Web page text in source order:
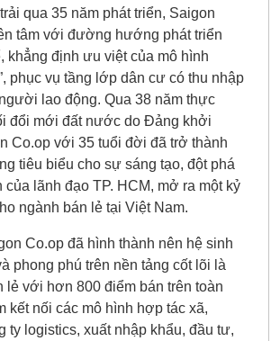
qua 35 năm phát triển, Saigon
tâm với đường hướng phát triển
khẳng định ưu việt của mô hình
phục vụ tầng lớp dân cư có thu nhập
lao động. Qua 38 năm thực
đổi mới đất nước do Đảng khởi
Co.op với 35 tuổi đời đã trở thành
tiêu biểu cho sự sáng tạo, đột phá
của lãnh đạo TP. HCM, mở ra một kỷ
ngành bán lẻ tại Việt Nam.
Co.op đã hình thành nên hệ sinh
phong phú trên nền tảng cốt lõi là
lẻ với hơn 800 điểm bán trên toàn
kết nối các mô hình hợp tác xã,
ty logistics, xuất nhập khẩu, đầu tư,